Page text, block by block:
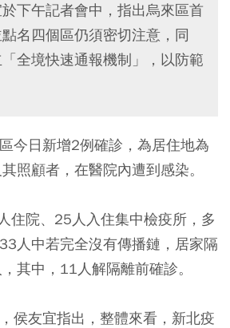
下午記者會中，指出烏來區首
名四個區仍須密切注意，同
全境快速通報機制」，以防範
今日新增2例確診，為居住地為
照顧者，在醫院內遭到感染。
住院、25人入住集中檢疫所，多
人中若完全沒有傳播鏈，居家隔
其中，11人解隔離前確診。
侯友宜指出，整體來看，新北疫